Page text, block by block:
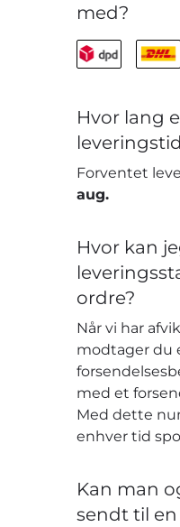
med?
Hvor lang
Forventet
aug.
Hvor kan
ordre?
Når vi har
modtager du
med et
Med dette
enhver tid
Kan man
sendt til